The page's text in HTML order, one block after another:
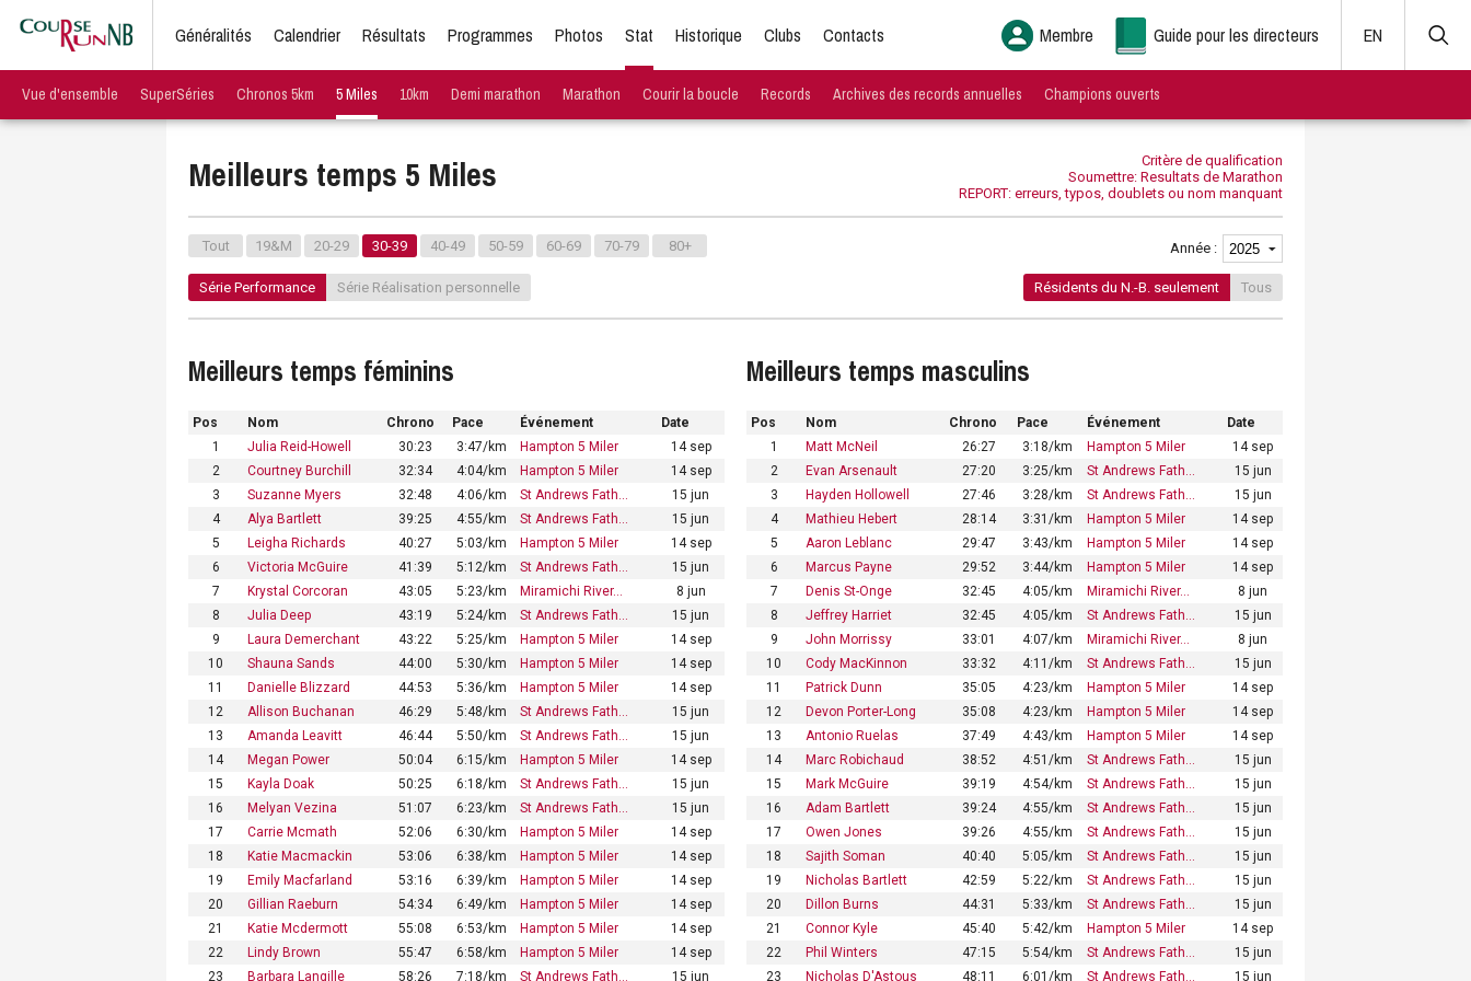
Généralités Calendrier Résultats Programmes Photos Stat Historique Clubs Contacts Membre Guide pour les directeurs EN
Vue d'ensemble SuperSéries Chronos 5km 5 Miles 10km Demi marathon Marathon Courir la boucle Records Archives des records annuelles Champions ouverts
Critère de qualification
Soumettre: Resultats de Marathon
REPORT: erreurs, typos, doublets ou nom manquant
Meilleurs temps 5 Miles
Tout 19&M 20-29 30-39 40-49 50-59 60-69 70-79 80+ Année :
Série Performance Série Réalisation personnelle Résidents du N.-B. seulement Tous
Meilleurs temps féminins
Pos Nom Chrono Pace Événement
Date
1
Julia Reid-Howell 30:23 3:47/km Hampton 5 Miler
14 sep
2
Courtney Burchill 32:34 4:04/km Hampton 5 Miler
14 sep
3
Suzanne Myers 32:48 4:06/km St Andrews Fath…
15 jun
4
Alya Bartlett 39:25 4:55/km St Andrews Fath…
15 jun
5
Leigha Richards 40:27 5:03/km Hampton 5 Miler
14 sep
6
Victoria McGuire 41:39 5:12/km St Andrews Fath…
15 jun
7
Krystal Corcoran 43:05 5:23/km Miramichi River…
8 jun
8
Julia Deep 43:19 5:24/km St Andrews Fath…
15 jun
9
Laura Demerchant 43:22 5:25/km Hampton 5 Miler
14 sep
10
Shauna Sands 44:00 5:30/km Hampton 5 Miler
14 sep
11
Danielle Blizzard 44:53 5:36/km Hampton 5 Miler
14 sep
12
Allison Buchanan 46:29 5:48/km St Andrews Fath…
15 jun
13
Amanda Leavitt 46:44 5:50/km St Andrews Fath…
15 jun
14
Megan Power 50:04 6:15/km Hampton 5 Miler
14 sep
15
Kayla Doak 50:25 6:18/km St Andrews Fath…
15 jun
16
Melyan Vezina 51:07 6:23/km St Andrews Fath…
15 jun
17
Carrie Mcmath 52:06 6:30/km Hampton 5 Miler
14 sep
18
Katie Macmackin 53:06 6:38/km Hampton 5 Miler
14 sep
19
Emily Macfarland 53:16 6:39/km Hampton 5 Miler
14 sep
20
Gillian Raeburn 54:34 6:49/km Hampton 5 Miler
14 sep
21
Katie Mcdermott 55:08 6:53/km Hampton 5 Miler
14 sep
22
Lindy Brown 55:47 6:58/km Hampton 5 Miler
14 sep
23
Barbara Langille 58:26 7:18/km St Andrews Fath… 15 jun
Meilleurs temps masculins
Pos Nom Chrono Pace Événement
Date
1
Matt McNeil 26:27 3:18/km Hampton 5 Miler
14 sep
2
Evan Arsenault 27:20 3:25/km St Andrews Fath…
15 jun
3
Hayden Hollowell 27:46 3:28/km St Andrews Fath…
15 jun
4
Mathieu Hebert 28:14 3:31/km Hampton 5 Miler
14 sep
5
Aaron Leblanc 29:47 3:43/km Hampton 5 Miler
14 sep
6
Marcus Payne 29:52 3:44/km Hampton 5 Miler
14 sep
7
Denis St-Onge 32:45 4:05/km Miramichi River…
8 jun
8
Jeffrey Harriet 32:45 4:05/km St Andrews Fath…
15 jun
9
John Morrissy 33:01 4:07/km Miramichi River…
8 jun
10
Cody MacKinnon 33:32 4:11/km St Andrews Fath…
15 jun
11
Patrick Dunn 35:05 4:23/km Hampton 5 Miler
14 sep
12
Devon Porter-Long 35:08 4:23/km Hampton 5 Miler
14 sep
13
Antonio Ruelas 37:49 4:43/km Hampton 5 Miler
14 sep
14
Marc Robichaud 38:52 4:51/km St Andrews Fath…
15 jun
15
Mark McGuire 39:19 4:54/km St Andrews Fath…
15 jun
16
Adam Bartlett 39:24 4:55/km St Andrews Fath…
15 jun
17
Owen Jones 39:26 4:55/km St Andrews Fath…
15 jun
18
Sajith Soman 40:40 5:05/km St Andrews Fath…
15 jun
19
Nicholas Bartlett 42:59 5:22/km St Andrews Fath…
15 jun
20
Dillon Burns 44:31 5:33/km St Andrews Fath…
15 jun
21
Connor Kyle 45:40 5:42/km Hampton 5 Miler
14 sep
22
Phil Winters 47:15 5:54/km St Andrews Fath…
15 jun
23
Nicholas D'Astous 48:11 6:01/km St Andrews Fath… 15 jun